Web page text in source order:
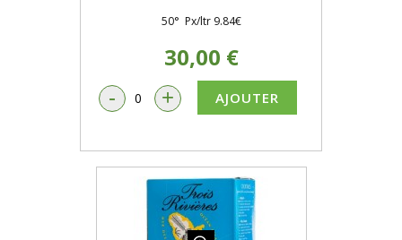
50° Px/ltr 9.84€
30,00 €
- + AJOUTER